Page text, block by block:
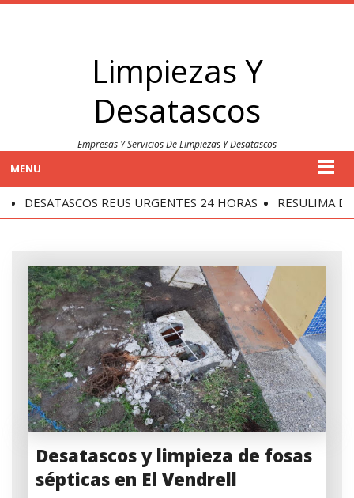
Limpiezas Y
Desatascos
Empresas Y Servicios De Limpiezas Y Desatascos
MENU
DESATASCOS REUS URGENTES 24 HORAS RESULIMA
Desatascos y limpieza de fosas
sépticas en El Vendrell